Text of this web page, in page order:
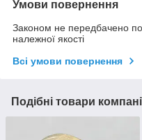
Умови повернення
Законом не передбачено
належної якості
Всі умови повернення
Подібні товари